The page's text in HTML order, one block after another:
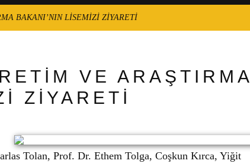
BAKANI’NIN LİSEMİZİ ZİYARETİ
VE ARAŞTIRMA
ZİYARETİ
Tolan, Prof. Dr. Ethem Tolga, Coşkun Kırca, Yiğit